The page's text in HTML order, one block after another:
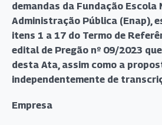
demandas da Fundação Escola
Administração Pública (Enap),
itens 1 a 17 do Termo de
edital de Pregão nº 09/2023
desta Ata, assim como a
independentemente de
Empresa